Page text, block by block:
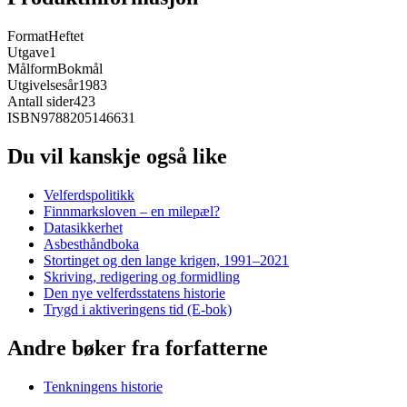
FormatHeftet
Utgave1
MålformBokmål
Utgivelsesår1983
Antall sider423
ISBN9788205146631
Du vil kanskje også like
Velferdspolitikk
Finnmarksloven – en milepæl?
Datasikkerhet
Asbesthåndboka
Stortinget og den lange krigen, 1991–2021
Skriving, redigering og formidling
Den nye velferdsstatens historie
Trygd i aktiveringens tid (E-bok)
Andre bøker fra forfatterne
Tenkningens historie